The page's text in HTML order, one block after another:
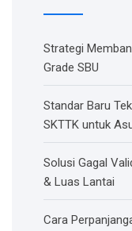
Strategi
Grade SBU
Standar Baru
SKTTK untuk
Solusi Gagal
& Luas Lantai
Cara